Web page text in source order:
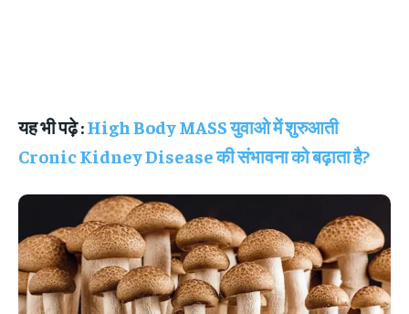
यह भी पढ़े :High Body MASS युवाओ में शुरुआती
Cronic Kidney Disease की संभावना को बढ़ाता है?